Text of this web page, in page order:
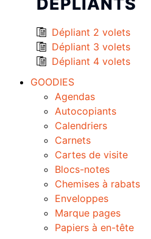
Dépliant 2 volets
Dépliant 3 volets
Dépliant 4 volets
GOODIES
Agendas
Autocopiants
Calendriers
Carnets
Cartes de visite
Blocs-notes
Chemises à rabats
Enveloppes
Marque pages
Papiers à en-tête